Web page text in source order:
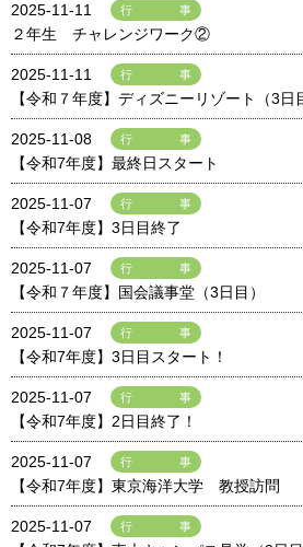
2025-11-11 行事
２年生 チャレンジワーク②
2025-11-11 行事
【令和７年度】ディズニーリゾート（3日
2025-11-08 行事
【令和7年度】最終日スタート
2025-11-07 行事
【令和7年度】3日目終了
2025-11-07 行事
【令和７年度】国会議事堂（3日目）
2025-11-07 行事
【令和7年度】3日目スタート！
2025-11-07 行事
【令和7年度】2日目終了！
2025-11-07 行事
【令和7年度】東京海洋大学 教授訪問
2025-11-07 行事